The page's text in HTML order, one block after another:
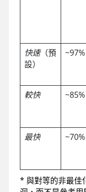
快速（預
設）
~97%
較快
~85%
最快
~70%
* 與對等的非最佳